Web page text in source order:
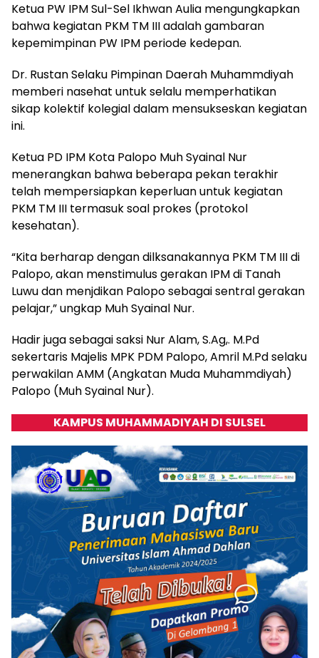
Ketua PW IPM Sul-Sel Ikhwan Aulia mengungkapkan
bahwa kegiatan PKM TM III adalah gambaran
kepemimpinan PW IPM periode kedepan.
Dr. Rustan Selaku Pimpinan Daerah Muhammdiyah
memberi nasehat untuk selalu memperhatikan
sikap kolektif kolegial dalam mensukseskan kegiatan
ini.
Ketua PD IPM Kota Palopo Muh Syainal Nur
menerangkan bahwa beberapa pekan terakhir
telah mempersiapkan keperluan untuk kegiatan
PKM TM III termasuk soal prokes (protokol
kesehatan).
“Kita berharap dengan dilksanakannya PKM TM III di
Palopo, akan menstimulus gerakan IPM di Tanah
Luwu dan menjdikan Palopo sebagai sentral gerakan
pelajar,” ungkap Muh Syainal Nur.
Hadir juga sebagai saksi Nur Alam, S.Ag,. M.Pd
sekertaris Majelis MPK PDM Palopo, Amril M.Pd selaku
perwakilan AMM (Angkatan Muda Muhammdiyah)
Palopo (Muh Syainal Nur).
KAMPUS MUHAMMADIYAH DI SULSEL